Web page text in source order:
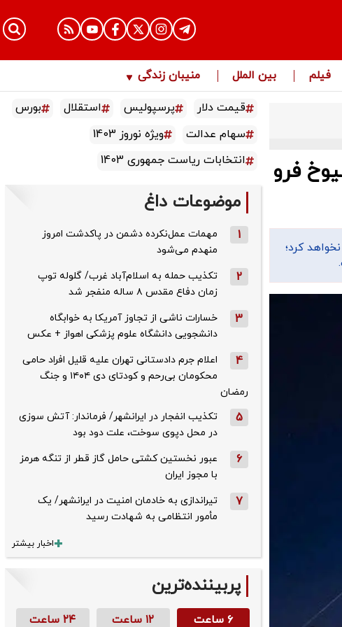
فیلم بین الملل منیبان زندگی
فرو
کرد؛
قیمت دلار پرسپولیس استقلال
بورس
سهام عدالت
ویژه نوروز 1403
انتخابات ریاست جمهوری 1403
موضوعات داغ
1
مهمات عمل‌نکرده دشمن در پاکدشت امروز
منهدم می‌شود
2
تکذیب حمله به اسلام‌آباد غرب/ گلوله توپ
زمان دفاع مقدس ۸ ساله منفجر شد
3
خسارات ناشی از تجاوز آمریکا به خوابگاه
دانشجویی دانشگاه علوم پزشکی اهواز + عکس
4
اعلام جرم دادستانی تهران علیه قلیل افراد حامی
محکومان بی‌رحم و کودتای دی‌ ۱۴۰۴ و جنگ
رمضان
5
تکذیب ‌انفجار در ایرانشهر/ فرماندار: آتش سوزی
در محل دپوی سوخت، علت دود بود
6
عبور نخستین کشتی حامل گاز قطر از تنگه هرمز
با مجوز ایران
7
تیراندازی به خادمان امنیت در ایرانشهر/ یک
مأمور انتظامی به شهادت رسید
اخبار بیشتر
پربیننده‌ترین
۶ ساعت ۱۲ ساعت ۲۴ ساعت